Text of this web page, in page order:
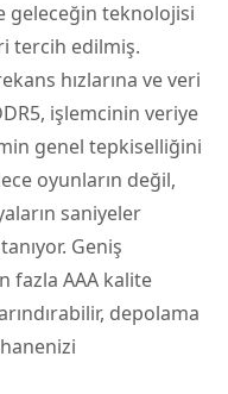
geleceğin teknolojisi
tercih edilmiş.
hızlarına ve veri
işlemcinin veriye
genel tepkiselliğini
oyunların değil,
saniyeler
Geniş
fazla AAA kalite
depolama